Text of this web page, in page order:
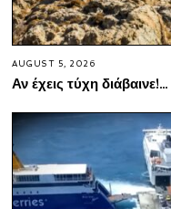
AUGUST 5, 2026
Αν έχεις τύχη διάβαινε!…